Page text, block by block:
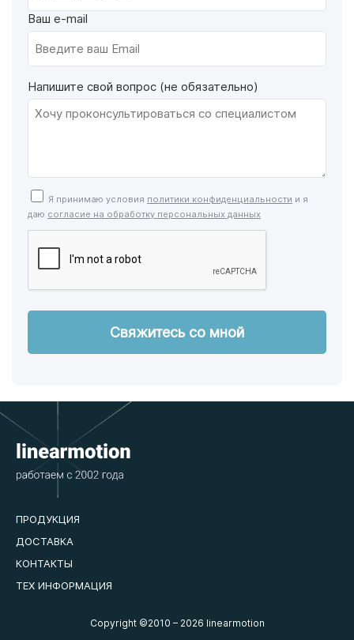
Ваш e-mail
Напишите свой вопрос (не обязательно)
Я принимаю условия политики конфиденциальности и я
даю согласие на обработку персональных данных
ПРОДУКЦИЯ
ДОСТАВКА
КОНТАКТЫ
ТЕХ ИНФОРМАЦИЯ
Copyright ©2010 – 2026 Iinearmotion